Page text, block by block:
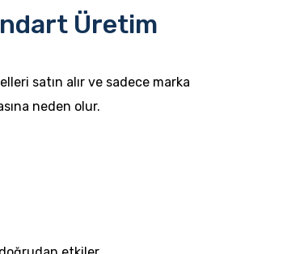
Üretim
satın alır ve sadece marka
neden olur.